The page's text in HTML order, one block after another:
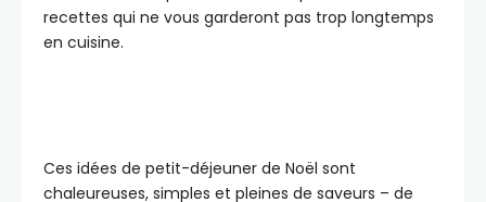
recettes qui ne vous garderont pas trop longtemps
en cuisine.
Ces idées de petit-déjeuner de Noël sont
chaleureuses, simples et pleines de saveurs – de